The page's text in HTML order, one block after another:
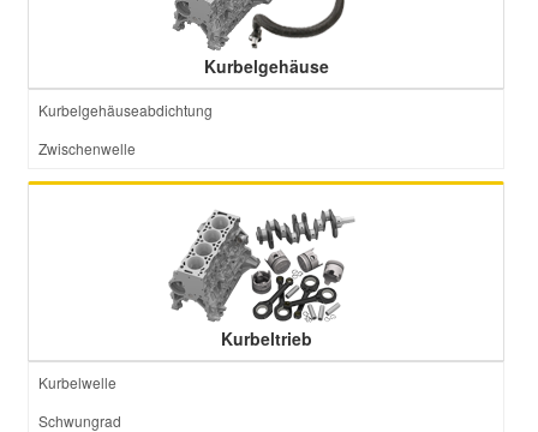
Kurbelgehäuse
Kurbelgehäuseabdichtung
Zwischenwelle
Kurbeltrieb
Kurbelwelle
Schwungrad